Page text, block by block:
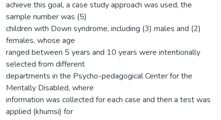
achieve this goal, a case study approach was used, the
sample number was (5)
children with Down syndrome, including (3) males and (2)
females, whose age
ranged between 5 years and 10 years were intentionally
selected from different
departments in the Psycho-pedagogical Center for the
Mentally Disabled, where
information was collected for each case and then a test was
applied (khumsi) for